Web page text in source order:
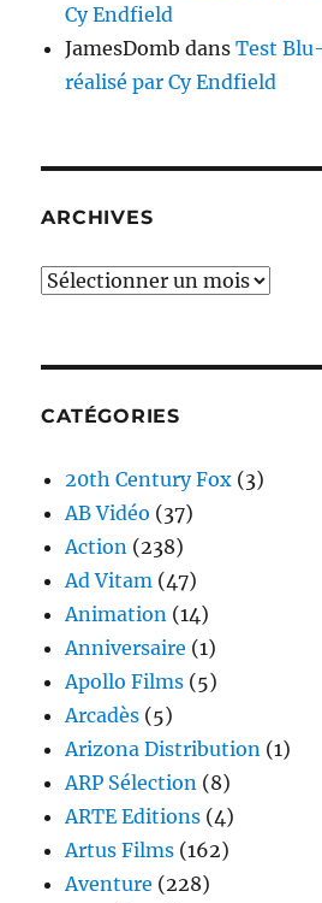
Cy Endfield
JamesDomb dansTest
réalisé par Cy Endfield
ARCHIVES
Archives
CATÉGORIES
20th Century Fox (3)
AB Vidéo (37)
Action (238)
Ad Vitam (47)
Animation (14)
Anniversaire (1)
Apollo Films (5)
Arcadès (5)
Arizona Distribution (1)
ARP Sélection (8)
ARTE Editions (4)
Artus Films (162)
Aventure (228)